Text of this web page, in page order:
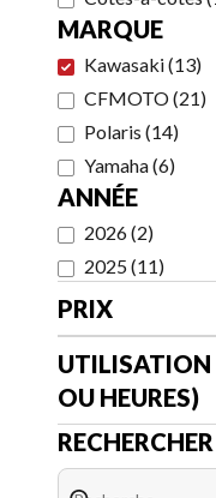
MARQUE
Kawasaki(13)
CFMOTO(21)
Polaris (14)
Yamaha(6)
ANNÉE
2026(2)
2025(11)
PRIX
UTILISATION
OU HEURES)
RECHERCHER